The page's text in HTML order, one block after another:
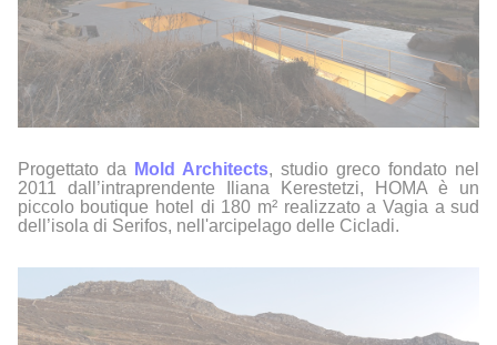
Progettato da Mold Architects, studio greco fondato nel
2011 dall’intraprendente
Iliana Kerestetzi,
HOMA è un
piccolo boutique hotel di 180 m² realizzato a Vagia a sud
dell’isola di Serifos, nell'arcipelago delle Cicladi.